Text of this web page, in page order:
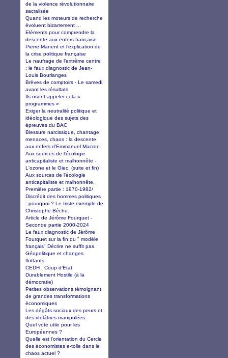
de la violence révolutionnaire
sacralisée
Quand les moteurs de recherche
évoluent bizarrement ...
Eléments pour comprendre la
descente aux enfers française
Pierre Manent et l’explication de
la crise politique française
Le naufrage de l’extrême centre
: le faux diagnostic de Jean-
Louis Bourlanges
Brèves de comptoirs - Le samedi
avant les résultats
Ils osent appeler cela «
programmes »
Exiger la neutralité politique et
idéologique des sujets des
épreuves du BAC
Blessure narcissique, chantage,
menaces, chaos : la descente
aux enfers d'Emmanuel Macron.
Aux sources de l'écologie
anticapitaliste et malhonnête -
L'ozone et le Giec. (suite et fin)
Aux sources de l'écologie
anticapitaliste et malhonnête.
Première partie : 1970-1982/
Discrédit des hommes politiques
: pourquoi ? Le triste exemple de
Christophe Béchu.
Article de Jérôme Fourquet -
Seconde partie 2000-2024
Le faux diagnostic de Jérôme
Fourquet sur la fin du " modèle
français" Décrire ne suffit pas.
Géopolitique et changes
flottants
CEDH : Coup d’Etat
Durablement Hostile (à la
démocratie)
Petites observations témoignant
de grandes transformations
économiques
Les dégâts sociaux des peurs et
des idolâtries manipulées.
Quel vote utile pour les
Européennes ?
Quelle est l'orientation du Cercle
des économistes e-toile dans le
chaos actuel ?